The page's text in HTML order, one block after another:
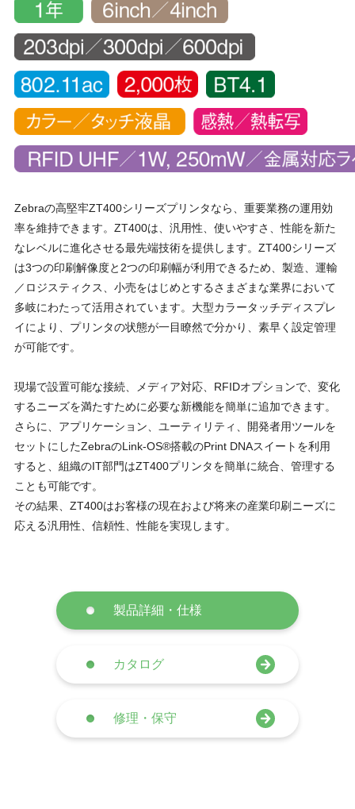
Zebraの高堅牢ZT400シリーズプリンタなら、重要業務の運用効
率を維持できます。ZT400は、汎用性、使いやすさ、性能を新た
なレベルに進化させる最先端技術を提供します。ZT400シリーズ
は3つの印刷解像度と2つの印刷幅が利用できるため、製造、運輸
／ロジスティクス、小売をはじめとするさまざまな業界において
多岐にわたって活用されています。大型カラータッチディスプレ
イにより、プリンタの状態が一目瞭然で分かり、素早く設定管理
が可能です。
現場で設置可能な接続、メディア対応、RFIDオプションで、変化
するニーズを満たすために必要な新機能を簡単に追加できます。
さらに、アプリケーション、ユーティリティ、開発者用ツールを
セットにしたZebraのLink-OS®搭載のPrint DNAスイートを利用
すると、組織のIT部門はZT400プリンタを簡単に統合、管理する
ことも可能です。
その結果、ZT400はお客様の現在および将来の産業印刷ニーズに
応える汎用性、信頼性、性能を実現します。
製品詳細・仕様
カタログ
修理・保守